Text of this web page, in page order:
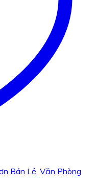
Bán Lẻ Văn Phòng